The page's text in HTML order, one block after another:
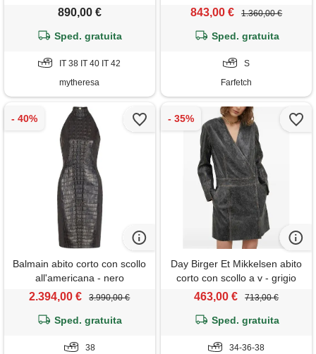
890,00 €
Sped. gratuita
IT 38 IT 40 IT 42
mytheresa
843,00 € 1.360,00 €
Sped. gratuita
S
Farfetch
Balmain abito corto con scollo
all'americana - nero
2.394,00 € 3.990,00 €
Sped. gratuita
38
Day Birger Et Mikkelsen abito
corto con scollo a v - grigio
463,00 € 713,00 €
Sped. gratuita
34-36-38